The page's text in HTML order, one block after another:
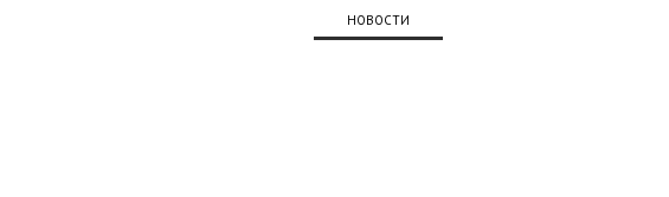
НОВОСТИ